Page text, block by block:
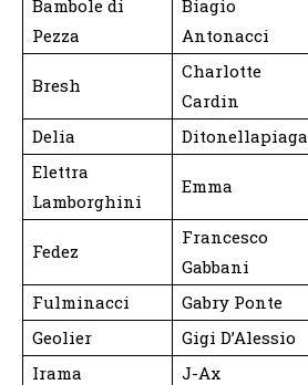
Bambole di
Pezza
Biagio
Antonacci
Bresh
Charlotte
Cardin
Delia Ditonellapiaga
Elettra
Lamborghini
Emma
Fedez
Francesco
Gabbani
Fulminacci Gabry Ponte
Geolier
Gigi D’Alessio
Irama
J-Ax